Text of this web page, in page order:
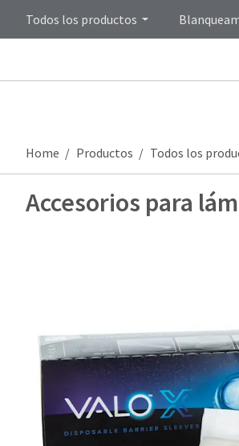
Todos los productos
Home Productos Todos los
Accesorios para